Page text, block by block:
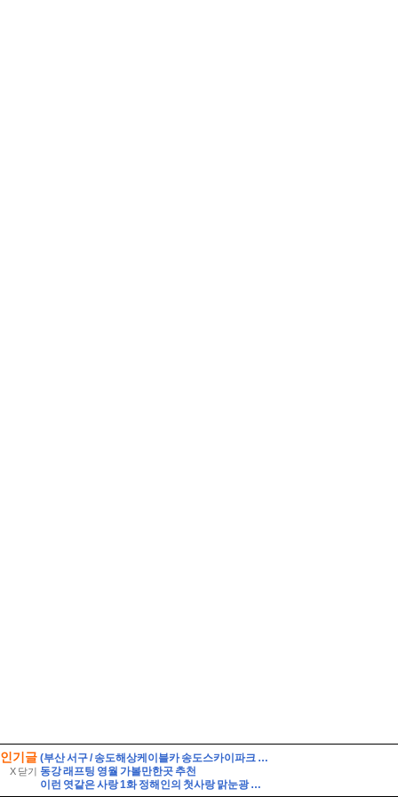
인기글
X 닫기
(부산 서구 / 송도해상케이블카 송도스카이파크 #4) 바다 위를 날아가는 케이블카를 타고 감상하는 작은 테마파크
동강 래프팅 영월 가볼만한곳 추천
이런 엿같은 사랑 1화 정해인의 첫사랑 맑눈광 하영 누구였냐고 나는?